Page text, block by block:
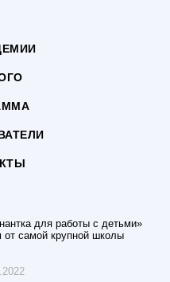
для работы с детьми»
от самой крупной школы